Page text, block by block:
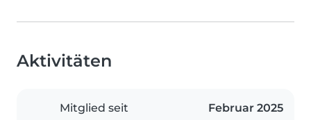
Aktivitäten
Mitglied seit Februar 2025